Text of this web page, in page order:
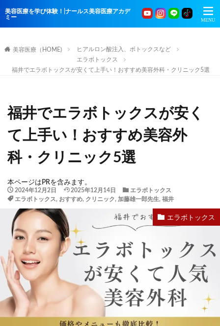
美容医療を学び体験！|ナールス美容医療アカデ
ミー
美容医療（HOME)
ヒアルロン酸注入、ボトックスなど
エラボトックス
福井でエラボトックスが安くて上手い！おすすめ美容外科・クリニック5選
福井でエラボトックスが安く
て上手い！おすすめ美容外
科・クリニック5選
本ページはPRを含みます。
2024年12月2日 2025年12月14日
エラボトックス
エラボトックス, おすすめ, クリニック, 加藤雄一郎先生, 福井
エラボトックス